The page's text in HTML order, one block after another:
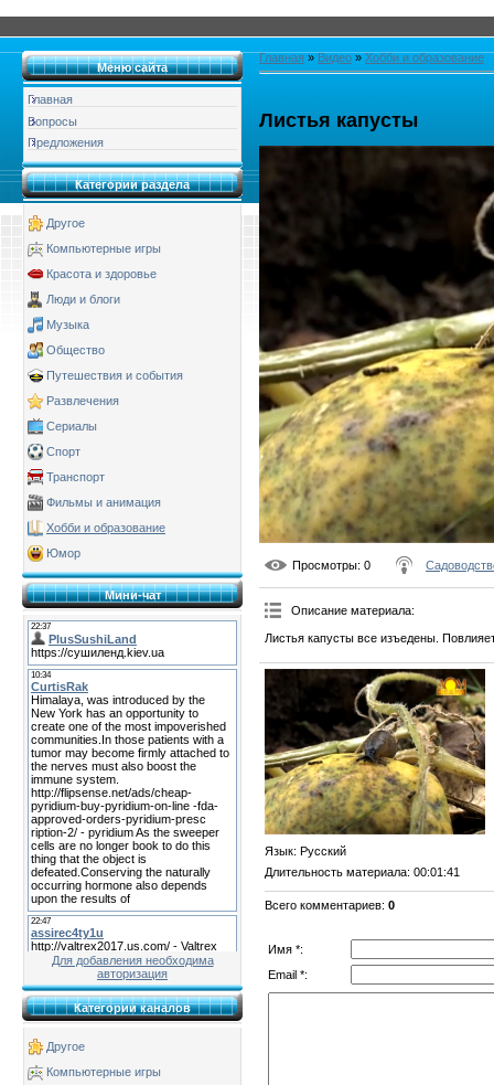
Меню сайта
Главная
Вопросы
Предложения
Категории раздела
Другое
Компьютерные игры
Красота и здоровье
Люди и блоги
Музыка
Общество
Путешествия и события
Развлечения
Сериалы
Спорт
Транспорт
Фильмы и анимация
Хобби и образование
Юмор
Мини-чат
Для добавления необходима
авторизация
Категории каналов
Другое
Компьютерные игры
Главная » Видео » Хобби и образование
Листья капусты
Просмотры: 0
Описание материала:
Листья капусты все изъедены.
Язык: Русский
Длительность материала: 00:01:41
Всего комментариев: 0
Имя *:
Email *: